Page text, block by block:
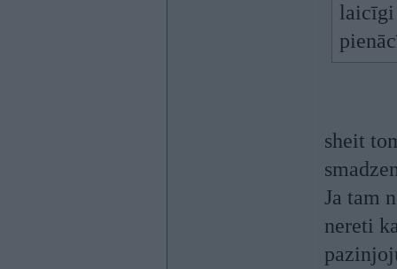
laicīgi
sheit
Ja tam
nereti